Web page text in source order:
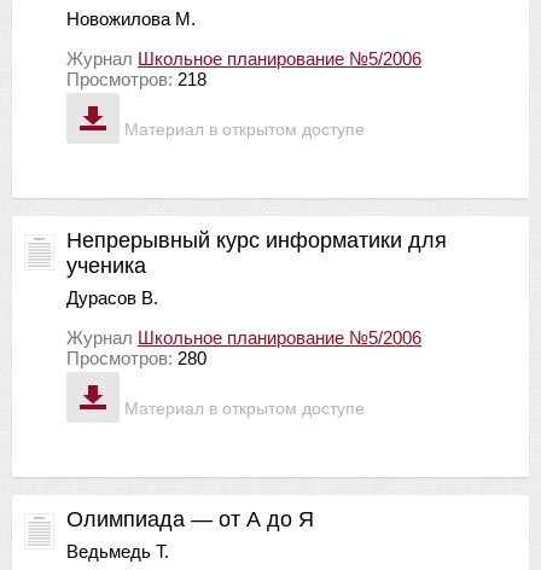
Материал в открытом доступе
Новожилова М.
Журнал Школьное планирование №5/2006
Просмотров: 218
Материал в открытом доступе
Непрерывный курс информатики для
ученика
Дурасов В.
Журнал Школьное планирование №5/2006
Просмотров: 280
Олимпиада — от А до Я
Ведьмедь Т.